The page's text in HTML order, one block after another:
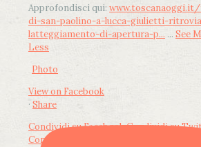
Approfondisci qui:
di-san-paolino-a-lucca-giulietti-
latteggiamento-di-apertura-p... ... See
Less
Photo
View on Facebook
· Share
Condividi su FacebookCondividi su
Condividi su LinkedIn